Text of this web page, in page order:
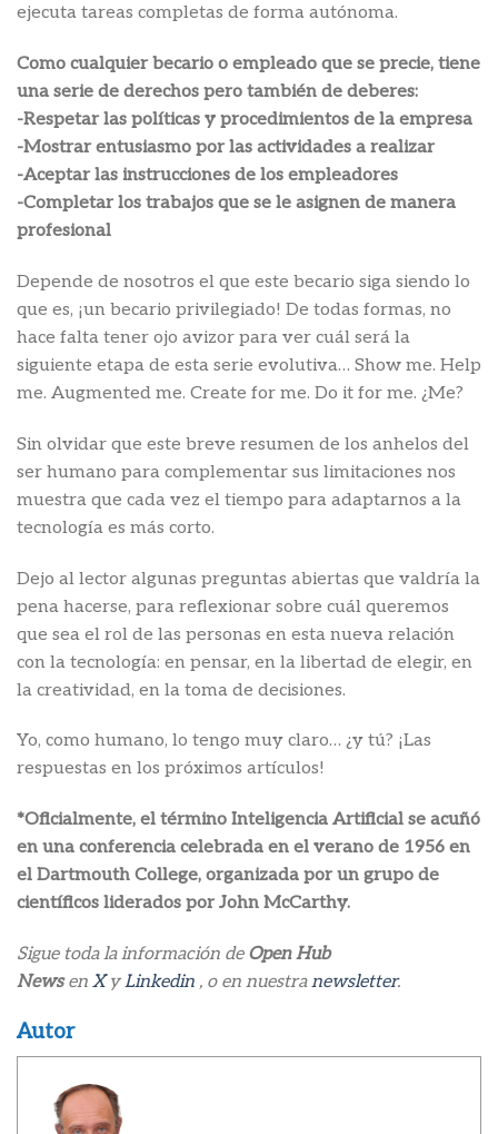
ejecuta tareas completas de forma autónoma.
Como cualquier becario o empleado que se precie, tiene
una serie de derechos pero también de deberes:
-Respetar las políticas y procedimientos de la empresa
-Mostrar entusiasmo por las actividades a realizar
-Aceptar las instrucciones de los empleadores
-Completar los trabajos que se le asignen de manera
profesional
Depende de nosotros el que este becario siga siendo lo
que es, ¡un becario privilegiado! De todas formas, no
hace falta tener ojo avizor para ver cuál será la
siguiente etapa de esta serie evolutiva… Show me. Help
me. Augmented me. Create for me. Do it for me. ¿Me?
Sin olvidar que este breve resumen de los anhelos del
ser humano para complementar sus limitaciones nos
muestra que cada vez el tiempo para adaptarnos a la
tecnología es más corto.
Dejo al lector algunas preguntas abiertas que valdría la
pena hacerse, para reflexionar sobre cuál queremos
que sea el rol de las personas en esta nueva relación
con la tecnología: en pensar, en la libertad de elegir, en
la creatividad, en la toma de decisiones.
Yo, como humano, lo tengo muy claro… ¿y tú? ¡Las
respuestas en los próximos artículos!
*Oficialmente, el término Inteligencia Artificial se acuñó
en una conferencia celebrada en el verano de 1956 en
el Dartmouth College, organizada por un grupo de
científicos liderados por John McCarthy.
Sigue toda la información de Open Hub
Newsen XyLinkedin , o en nuestranewsletter.
Autor